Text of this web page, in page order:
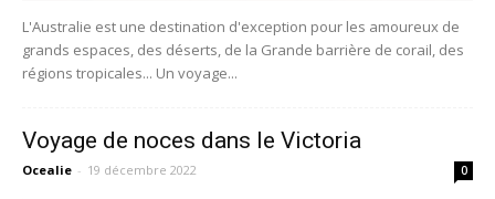
L'Australie est une destination d'exception pour les amoureux de
grands espaces, des déserts, de la Grande barrière de corail, des
régions tropicales... Un voyage...
Voyage de noces dans le Victoria
Ocealie - 19 décembre 2022 0